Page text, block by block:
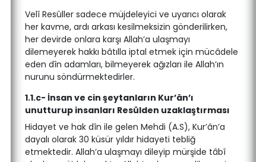
Velî Resûller sadece müjdeleyici ve uyarıcı olarak
her kavme, ardı arkası kesilmeksizin gönderilirken,
her devirde onlara karşı Allah’a ulaşmayı
dilemeyerek hakkı bâtılla iptal etmek için mücâdele
eden dîn adamları, bilmeyerek ağızları ile Allah’ın
nurunu söndürmektedirler.
1.1.c- İnsan ve cin şeytanların Kur’ân’ı
unutturup insanları Resûlden uzaklaştırması
Hidayet ve hak dîn ile gelen Mehdi (A.S), Kur’ân’a
dayalı olarak 30 küsür yıldır hidayeti tebliğ
etmektedir. Allah’a ulaşmayı dileyip mürşide tâbî